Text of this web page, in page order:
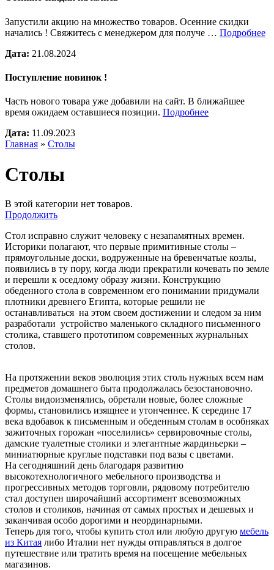
Запустили акцию на множество товаров. Осенние скидки
начались ! Свяжитесь с менеджером для получе … Подробнее
Дата: 21.08.2024
Поступление новинок !
Часть нового товара уже добавили на сайт. В ближайшее
время ожидаем оставшиеся позиции. Подробнее
Дата: 11.09.2023
Главная » Столы
Столы
В этой категории нет товаров.
Продолжить
Стол исправно служит человеку с незапамятных времен.
Историки полагают, что первые примитивные столы –
прямоугольные доски, водруженные на бревенчатые козлы,
появились в ту пору, когда люди прекратили кочевать по земле
и перешли к оседлому образу жизни. Конструкцию
обеденного стола в современном его понимании придумали
плотники древнего Египта, которые решили не
останавливаться на этом своем достижении и следом за ним
разработали устройство маленького складного письменного
столика, ставшего прототипом современных журнальных
столов.
На протяжении веков эволюция этих столь нужных всем нам
предметов домашнего быта продолжалась безостановочно.
Столы видоизменялись, обретали новые, более сложные
формы, становились изящнее и утонченнее. К середине 17
века вдобавок к письменным и обеденным столам в особняках
зажиточных горожан «поселились» сервировочные столы,
дамские туалетные столики и элегантные жардиньерки –
миниатюрные круглые подставки под вазы с цветами.
На сегодняшний день благодаря развитию
высокотехнологичного мебельного производства и
прогрессивных методов торговли, рядовому потребителю
стал доступен широчайший ассортимент всевозможных
столов и столиков, начиная от самых простых и дешевых и
заканчивая особо дорогими и неординарными.
Теперь для того, чтобы купить стол или любую другую мебель
из Китая либо Италии нет нужды отправляться в долгое
путешествие или тратить время на посещение мебельных
магазинов.